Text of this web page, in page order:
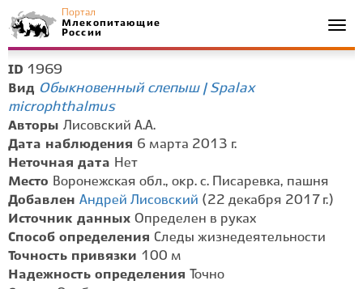
Портал
Млекопитающие
России
ID 1969
Вид Обыкновенный слепыш | Spalax
microphthalmus
Авторы Лисовский А.А.
Дата наблюдения 6 марта 2013 г.
Неточная дата Нет
Место Воронежская обл., окр. с. Писаревка, пашня
Добавлен Андрей Лисовский (22 декабря 2017 г.)
Источник данных Определен в руках
Способ определения Следы жизнедеятельности
Точность привязки 100 м
Надежность определения
Точно